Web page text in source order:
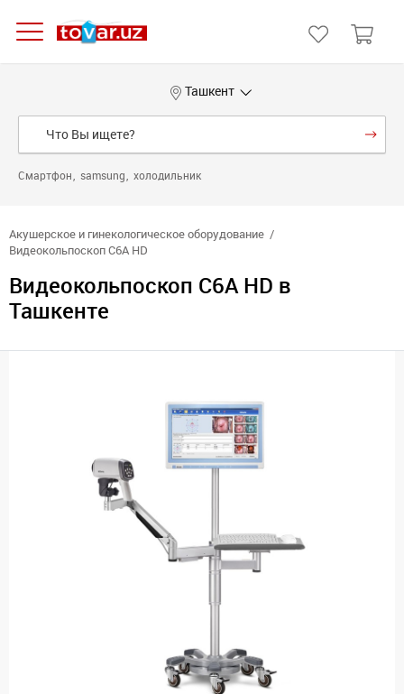
Ташкент
Смартфон samsung холодильник
Акушерское и гинекологическое оборудование
Видеокольпоскоп C6A HD
Видеокольпоскоп C6A HD в
Ташкенте